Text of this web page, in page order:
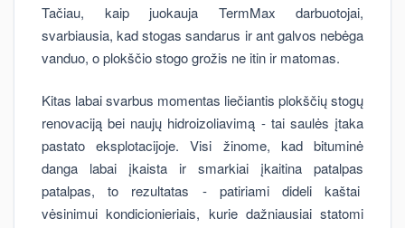
Tačiau, kaip juokauja TermMax darbuotojai,
svarbiausia, kad stogas sandarus ir ant galvos nebėga
vanduo, o plokščio stogo grožis ne itin ir matomas.
Kitas labai svarbus momentas liečiantis plokščių stogų
renovaciją bei naujų hidroizoliavimą - tai saulės įtaka
pastato eksplotacijoje. Visi žinome, kad bituminė
danga labai įkaista ir smarkiai įkaitina patalpas
patalpas, to rezultatas - patiriami dideli kaštai
vėsinimui kondicionieriais, kurie dažniausiai statomi